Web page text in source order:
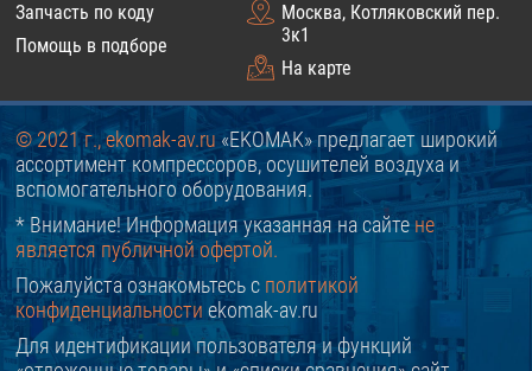
Запчасть по коду
Помощь в подборе
Москва, Котляковский пер.
3к1
На карте
© 2021 г., ekomak-av.ru «EKOMAK» предлагает широкий
ассортимент компрессоров, осушителей воздуха и
вспомогательного оборудования.
* Внимание! Информация указанная на сайтене
является публичной офертой.
Пожалуйста ознакомьтесь с политикой
конфиденциальности ekomak-av.ru
Для идентификации пользователя и функций